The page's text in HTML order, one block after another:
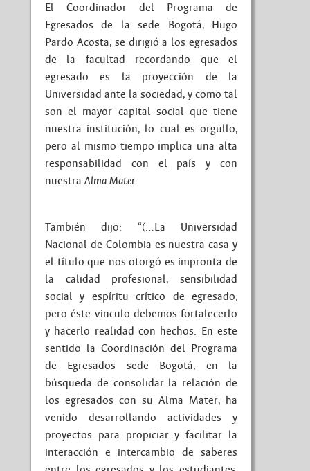
El Coordinador del Programa de
Egresados de la sede Bogotá, Hugo
Pardo Acosta, se dirigió a los egresados
de la facultad recordando que el
egresado es la proyección de la
Universidad ante la sociedad, y como tal
son el mayor capital social que tiene
nuestra institución, lo cual es orgullo,
pero al mismo tiempo implica una alta
responsabilidad con el país y con
nuestra Alma Mater.
También dijo: “(…La Universidad
Nacional de Colombia es nuestra casa y
el título que nos otorgó es impronta de
la calidad profesional, sensibilidad
social y espíritu crítico de egresado,
pero éste vinculo debemos fortalecerlo
y hacerlo realidad con hechos. En este
sentido la Coordinación del Programa
de Egresados sede Bogotá, en la
búsqueda de consolidar la relación de
los egresados con su Alma Mater, ha
venido desarrollando actividades y
proyectos para propiciar y facilitar la
interacción e intercambio de saberes